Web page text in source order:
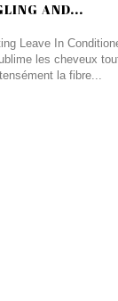
AND...
Leave In
les cheveux
la fibre...